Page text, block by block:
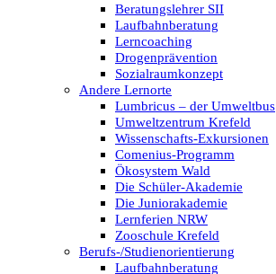
Beratungslehrer SII
Laufbahnberatung
Lerncoaching
Drogenprävention
Sozialraumkonzept
Andere Lernorte
Lumbricus – der Umweltbus
Umweltzentrum Krefeld
Wissenschafts-Exkursionen
Comenius-Programm
Ökosystem Wald
Die Schüler-Akademie
Die Juniorakademie
Lernferien NRW
Zooschule Krefeld
Berufs-/Studienorientierung
Laufbahnberatung